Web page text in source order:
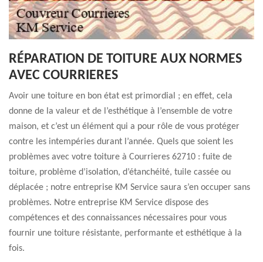
RÉPARATION DE TOITURE AUX NORMES
AVEC COURRIERES
Avoir une toiture en bon état est primordial ; en effet, cela
donne de la valeur et de l’esthétique à l’ensemble de votre
maison, et c’est un élément qui a pour rôle de vous protéger
contre les intempéries durant l’année. Quels que soient les
problèmes avec votre toiture à Courrieres 62710 : fuite de
toiture, problème d’isolation, d’étanchéité, tuile cassée ou
déplacée ; notre entreprise KM Service saura s’en occuper sans
problèmes. Notre entreprise KM Service dispose des
compétences et des connaissances nécessaires pour vous
fournir une toiture résistante, performante et esthétique à la
fois.